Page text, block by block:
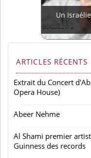
Un
ARTICLES RÉCENTS
Extrait du Concert
Opera House)
Abeer Nehme
Al Shami premier
Guinness des records